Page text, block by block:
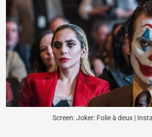
Screen: Joker: Folie à deux |